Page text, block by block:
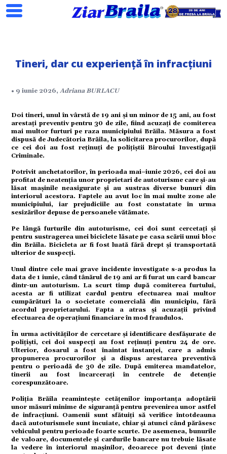
Search
Tineri, dar cu experiență în infracțiuni
• 9 iunie 2026,Adriana BURLACU
Doi tineri, unul în vârstă de 19 ani și un minor de 15 ani, au fost
arestați preventiv pentru 30 de zile, fiind acuzați de comiterea
mai multor furturi pe raza municipiului Brăila. Măsura a fost
dispusă de Judecătoria Brăila, la solicitarea procurorilor, după
ce cei doi au fost reținuți de polițiștii Biroului Investigații
Criminale.
Potrivit anchetatorilor, în perioada mai–iunie 2026, cei doi au
profitat de neatenția unor proprietari de autoturisme care și-au
lăsat mașinile neasigurate și au sustras diverse bunuri din
interiorul acestora. Faptele au avut loc în mai multe zone ale
municipiului, iar prejudiciile au fost constatate în urma
sesizărilor depuse de persoanele vătămate.
Pe lângă furturile din autoturisme, cei doi sunt cercetați și
pentru sustragerea unei biciclete lăsate pe casa scării unui bloc
din Brăila. Bicicleta ar fi fost luată fără drept și transportată
ulterior de suspecți.
Unul dintre cele mai grave incidente investigate s-a produs la
data de 1 iunie, când tânărul de 19 ani ar fi furat un card bancar
dintr-un autoturism. La scurt timp după comiterea furtului,
acesta ar fi utilizat cardul pentru efectuarea mai multor
cumpărături la o societate comercială din municipiu, fără
acordul proprietarului. Fapta a atras și acuzații privind
efectuarea de operațiuni financiare în mod fraudulos.
În urma activităților de cercetare și identificare desfășurate de
polițiști, cei doi suspecți au fost reținuți pentru 24 de ore.
Ulterior, dosarul a fost înaintat instanței, care a admis
propunerea procurorilor și a dispus arestarea preventivă
pentru o perioadă de 30 de zile. După emiterea mandatelor,
tinerii au fost încarcerați în centrele de detenție
corespunzătoare.
Poliția Brăila reamintește cetățenilor importanța adoptării
unor măsuri minime de siguranță pentru prevenirea unor astfel
de infracțiuni. Oamenii sunt sfătuiți să verifice întotdeauna
dacă autoturismele sunt încuiate, chiar și atunci când părăsesc
vehiculul pentru perioade foarte scurte. De asemenea, bunurile
de valoare, documentele și cardurile bancare nu trebuie lăsate
la vedere în interiorul mașinilor, deoarece pot deveni ținte